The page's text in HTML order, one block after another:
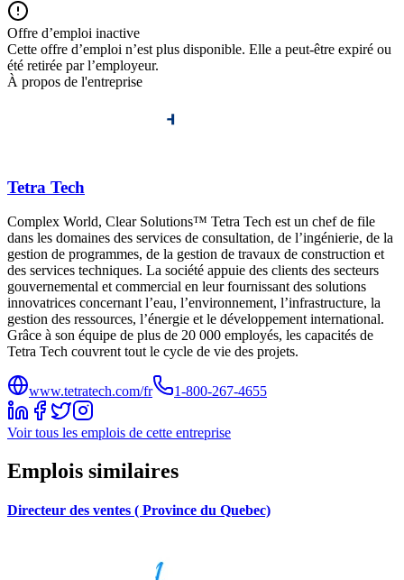
Offre d’emploi inactive
Cette offre d’emploi n’est plus disponible. Elle a peut-être expiré ou
été retirée par l’employeur.
À propos de l'entreprise
Tetra Tech
Complex World, Clear Solutions™ Tetra Tech est un chef de file
dans les domaines des services de consultation, de l’ingénierie, de la
gestion de programmes, de la gestion de travaux de construction et
des services techniques. La société appuie des clients des secteurs
gouvernemental et commercial en leur fournissant des solutions
innovatrices concernant l’eau, l’environnement, l’infrastructure, la
gestion des ressources, l’énergie et le développement international.
Grâce à son équipe de plus de 20 000 employés, les capacités de
Tetra Tech couvrent tout le cycle de vie des projets.
www.tetratech.com/fr 1-800-267-4655
Voir tous les emplois de cette entreprise
Emplois similaires
Directeur des ventes ( Province du Quebec)